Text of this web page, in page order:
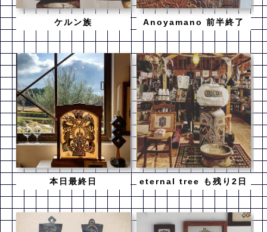
ケルン族 Anoyamano 前半終了
本日最終日 eternal tree も残り2日